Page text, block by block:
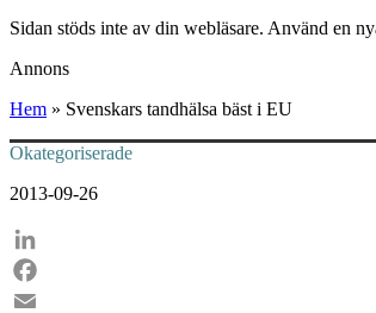
Sidan stöds inte av din webläsare. Använd en
Annons
Hem » Svenskars tandhälsa bäst i EU
Okategoriserade
2013-09-26
LinkedIn
Facebook